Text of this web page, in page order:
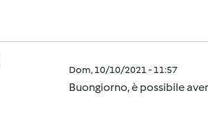
Dom, 10/10/2021 - 11:57
Buongiorno, è possibile